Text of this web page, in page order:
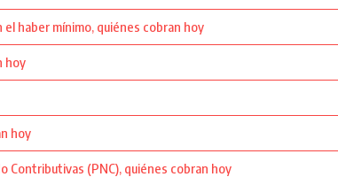
haber mínimo, quiénes cobran hoy
hoy
hoy
Contributivas (PNC), quiénes cobran hoy